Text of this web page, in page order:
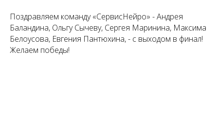
Поздравляем команду «СервисНейро» - Андрея
Баландина, Ольгу Сычеву, Сергея Маринина, Максима
Белоусова, Евгения Пантюхина, - с выходом в финал!
Желаем победы!